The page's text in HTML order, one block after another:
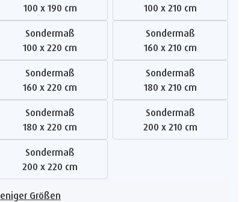
100 x 190 cm
100 x 210 cm
Sondermaß
100 x 220 cm
Sondermaß
160 x 210 cm
Sondermaß
160 x 220 cm
Sondermaß
180 x 210 cm
Sondermaß
180 x 220 cm
Sondermaß
200 x 210 cm
Sondermaß
200 x 220 cm
Weniger Größen